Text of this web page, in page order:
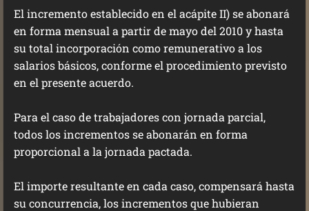
El incremento establecido en el acápite II) se abonará
en forma mensual a partir de mayo del 2010 y hasta
su total incorporación como remunerativo a los
salarios básicos, conforme el procedimiento previsto
en el presente acuerdo.
Para el caso de trabajadores con jornada parcial,
todos los incrementos se abonarán en forma
proporcional a la jornada pactada.
El importe resultante en cada caso, compensará hasta
su concurrencia, los incrementos que hubieran